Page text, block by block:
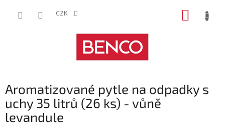
CZK
Aromatizované pytle na odpadky s
uchy 35 litrů (26 ks) - vůně
levandule